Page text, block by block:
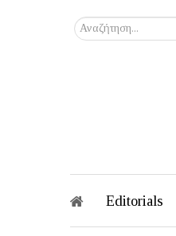
Αναζήτηση...
Editorials